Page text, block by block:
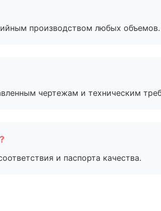
производством любых объемов.
чертежам и техническим
и паспорта качества.